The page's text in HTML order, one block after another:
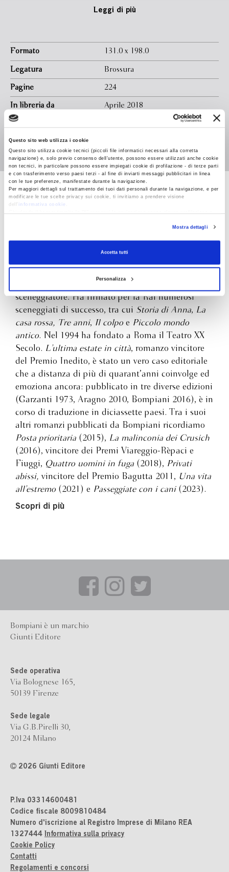
Questo sito web utilizza i cookie
Questo sito utilizza cookie tecnici (piccoli file informatici necessari alla corretta
navigazione) e, solo previo consenso dell’utente, possono essere utilizzati anche cookie
non tecnici, in particolare possono essere impiegati cookie di profilazione - di terze parti
e con trasferimento verso paesi terzi - al fine di inviarti messaggi pubblicitari in linea
con le tue preferenze, manifestate durante la navigazione.
Per maggiori dettagli sul trattamento dei tuoi dati personali durante la navigazione, e per
modificare le tue scelte privacy sui cookie, ti invitiamo a prendere visione
dell’
informativa cookie
RevocaMostra dettagli
Accetta tutti
Personalizza
finire degli anni sessanta, avevano trovato nella Capitale
scivolano in un precipitoso matrimonio cercando reciproca
salvezza ma solo per perdersi e inseguirsi in un gioco
estenuante e disperato fino all'imprevedibile epilogo. Sullo
sfondo di una Roma indimenticabile, febbricitanti capitali
europee e le sponde di un lago notturno, i due danno vita a
un disincantato racconto di desiderio e perdita di due belli e
dannati in fuga dal loro mondo agiato, vittime degli oscuri
abissi del cuore umano.
Leggi di più
Formato 131.0 x 198.0
Legatura Brossura
Pagine 224
In libreria da Aprile 2018
Ebook
Isbn
Gianfranco
sceneggiatore. Ha firmato per la Rai numerosi
sceneggiati di successo, tra cui Storia di Anna, La
casa rossa, Tre anni, Il colpo e Piccolo mondo
antico. Nel 1994 ha fondato a Roma il Teatro XX
Secolo. L’ultima estate in città, romanzo vincitore
del Premio Inedito, è stato un vero caso editoriale
che a distanza di più di quarant’anni coinvolge ed
emoziona ancora: pubblicato in tre diverse edizioni
(Garzanti 1973, Aragno 2010, Bompiani 2016), è in
corso di traduzione in diciassette paesi. Tra i suoi
altri romanzi pubblicati da Bompiani ricordiamo
Posta prioritaria (2015), La malinconia dei Crusich
(2016), vincitore dei Premi Viareggio-Rèpaci e
Fiuggi, Quattro uomini in fuga (2018), Privati
abissi, vincitore del Premio Bagutta 2011, Una vita
all’estremo (2021) e Passeggiate con i cani(2023).
Scopri di più
Bompiani è un marchio
Giunti Editore
Sede operativa
Via Bolognese 165,
50139 Firenze
Sede legale
Via G.B.Pirelli 30,
20124 Milano
2026 Giunti Editore
P.Iva 03314600481
Codice fiscale 8009810484
Numero d'iscrizione al Registro Imprese di Milano REA
1327444 Informativa sulla privacy
Cookie Policy
Contatti
Regolamenti e concorsi